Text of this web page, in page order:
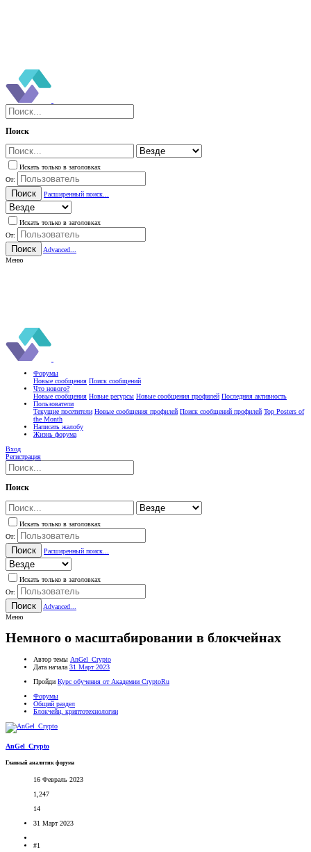
Поиск
Искать только в заголовках
От:
Поиск Расширенный поиск...
Искать только в заголовках
От:
Поиск
Advanced...
Меню
Форумы
Новые сообщения Поиск сообщений
Что нового?
Новые сообщения Новые ресурсы Новые сообщения профилей Последняя активность
Пользователи
Текущие посетители Новые сообщения профилей Поиск сообщений профилей Top Posters of
the Month
Написать жалобу
Жизнь форума
Вход
Регистрация
Поиск
Искать только в заголовках
От:
Поиск Расширенный поиск...
Искать только в заголовках
От:
Поиск
Advanced...
Меню
Немного о масштабировании в блокчейнах
Автор темы AnGel_Crypto
Дата начала 31 Март 2023
Пройди Курс обучения от Академии CryptoRu
Форумы
Общий раздел
Блокчейн, криптотехнологии
AnGel_Crypto
Главный аналитик форума
16 Февраль 2023
1,247
14
31 Март 2023
#1